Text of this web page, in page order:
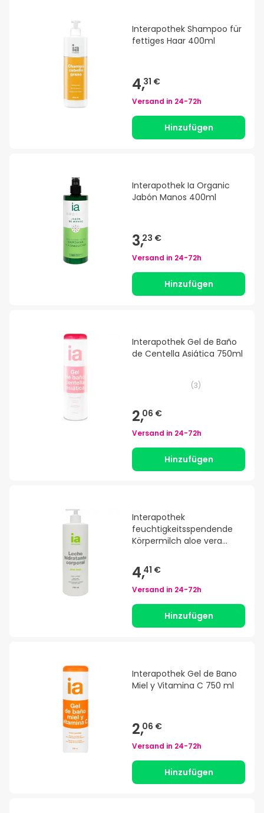
Interapothek Shampoo für
fettiges Haar 400ml
4,31 €
Versand in 24-72h
Hinzufügen
Interapothek Ia Organic
Jabón Manos 400ml
3,23 €
Versand in 24-72h
Hinzufügen
Interapothek Gel de Baño
de Centella Asiática 750ml
(3)
2,06 €
Versand in 24-72h
Hinzufügen
Interapothek
feuchtigkeitsspendende
Körpermilch aloe vera
4,41 €
Versand in 24-72h
Hinzufügen
Interapothek Gel de Bano
Miel y Vitamina C 750 ml
2,06 €
Versand in 24-72h
Hinzufügen